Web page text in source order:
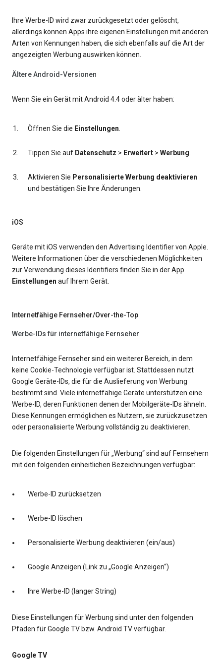
Ihre Werbe-ID wird zwar zurückgesetzt oder gelöscht,
allerdings können Apps ihre eigenen Einstellungen mit anderen
Arten von Kennungen haben, die sich ebenfalls auf die Art der
angezeigten Werbung auswirken können.
Ältere Android-Versionen
Wenn Sie ein Gerät mit Android 4.4 oder älter haben:
Öffnen Sie die Einstellungen.
Tippen Sie auf Datenschutz > Erweitert > Werbung.
Aktivieren Sie Personalisierte Werbung deaktivieren
und bestätigen Sie Ihre Änderungen.
iOS
Geräte mit iOS verwenden den Advertising Identifier von Apple.
Weitere Informationen über die verschiedenen Möglichkeiten
zur Verwendung dieses Identifiers finden Sie in der App
Einstellungen auf Ihrem Gerät.
Internetfähige Fernseher/Over-the-Top
Werbe-IDs für internetfähige Fernseher
Internetfähige Fernseher sind ein weiterer Bereich, in dem
keine Cookie-Technologie verfügbar ist. Stattdessen nutzt
Google Geräte-IDs, die für die Auslieferung von Werbung
bestimmt sind. Viele internetfähige Geräte unterstützen eine
Werbe-ID, deren Funktionen denen der Mobilgeräte-IDs ähneln.
Diese Kennungen ermöglichen es Nutzern, sie zurückzusetzen
oder personalisierte Werbung vollständig zu deaktivieren.
Die folgenden Einstellungen für „Werbung“ sind auf Fernsehern
mit den folgenden einheitlichen Bezeichnungen verfügbar:
Werbe-ID zurücksetzen
Werbe-ID löschen
Personalisierte Werbung deaktivieren (ein/aus)
Google Anzeigen (Link zu „Google Anzeigen“)
Ihre Werbe-ID (langer String)
Diese Einstellungen für Werbung sind unter den folgenden
Pfaden für Google TV bzw. Android TV verfügbar.
Google TV